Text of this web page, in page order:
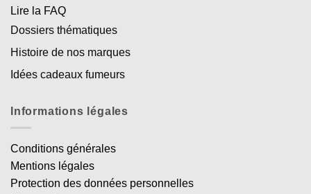
Lire la FAQ
Dossiers thématiques
Histoire de nos marques
Idées cadeaux fumeurs
Informations légales
Conditions générales
Mentions légales
Protection des données personnelles